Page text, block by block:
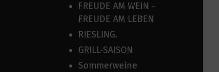
FREUDE AM WEIN -
FREUDE AM LEBEN
RIESLING.
GRILL-SAISON
Sommerweine